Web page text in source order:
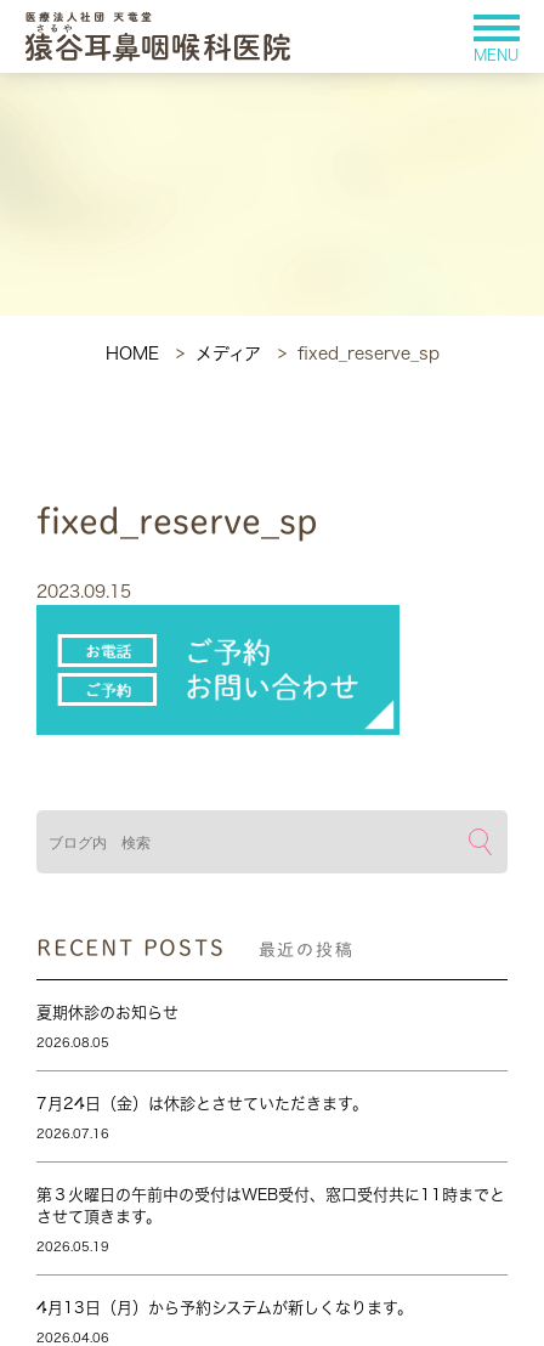
HOME メディア fixed_reserve_sp
fixed_reserve_sp
2023.09.15
検索
RECENT POSTS 最近の投稿
夏期休診のお知らせ
2026.08.05
7月24日（金）は休診とさせていただきます。
2026.07.16
第３火曜日の午前中の受付はWEB受付、窓口受付共に11時までと
させて頂きます。
2026.05.19
4月13日（月）から予約システムが新しくなります。
2026.04.06